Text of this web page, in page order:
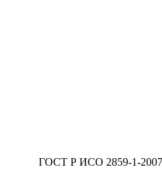
ГОСТ Р ИСО 2859-1-2007